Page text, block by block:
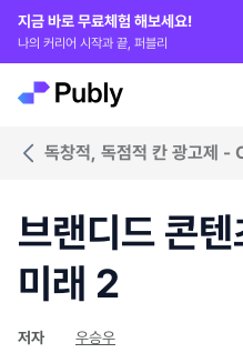
지금 바로 무료체험 해보세요!
나의 커리어 시작과 끝, 퍼블리
독
브랜디드 콘텐
미래 2
저자 우승우